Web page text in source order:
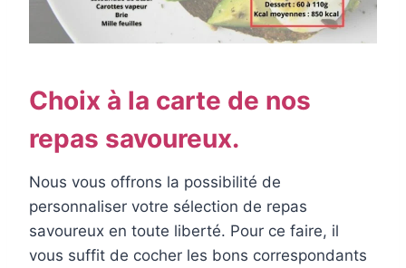
Choix à la carte de nos
repas savoureux.
Nous vous offrons la possibilité de
personnaliser votre sélection de repas
savoureux en toute liberté. Pour ce faire, il
vous suffit de cocher les bons correspondants